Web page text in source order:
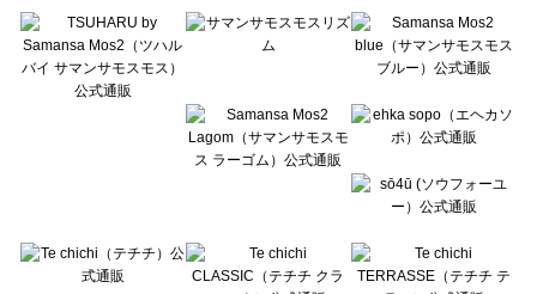
Lugnoncure（ルノンキュール）のボトムス一覧
BETTY'S BLUE（べティーズブルー）のボトムス一覧
Wpc.（ワールドパーティー）のボトムス一覧